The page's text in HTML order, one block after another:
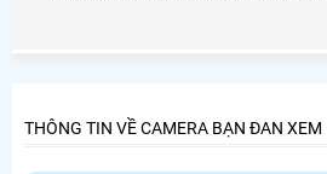
THÔNG TIN VỀ CAMERA BẠN ĐAN XEM